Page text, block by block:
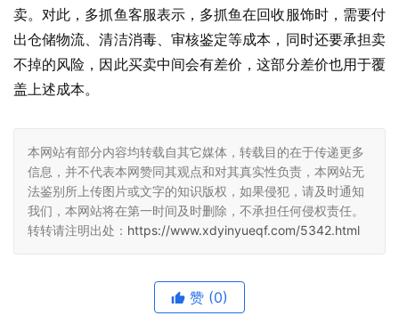
卖。对此，多抓鱼客服表示，多抓鱼在回收服饰时，需要付
出仓储物流、清洁消毒、审核鉴定等成本，同时还要承担卖
不掉的风险，因此买卖中间会有差价，这部分差价也用于覆
盖上述成本。
本网站有部分内容均转载自其它媒体，转载目的在于传递更多
信息，并不代表本网赞同其观点和对其真实性负责，本网站无
法鉴别所上传图片或文字的知识版权，如果侵犯，请及时通知
我们，本网站将在第一时间及时删除，不承担任何侵权责任。
转转请注明出处： https://www.xdyinyueqf.com/5342.html
赞 (0)